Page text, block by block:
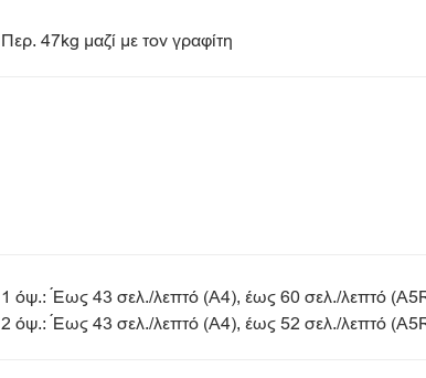
Περ. 47kg μαζί με τον γραφίτη
1 όψ.: Έως 43 σελ./λεπτό (A4), έως 60 σελ./λεπτό
2 όψ.: Έως 43 σελ./λεπτό (A4), έως 52 σελ./λεπτό